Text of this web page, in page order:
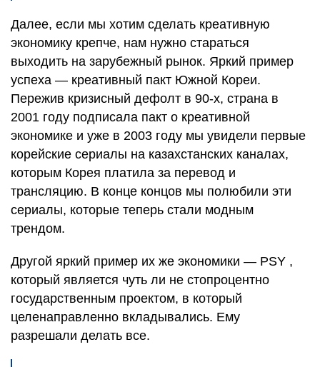
Далее, если мы хотим сделать креативную
экономику крепче, нам нужно стараться
выходить на зарубежный рынок. Яркий пример
успеха — креативный пакт Южной Кореи.
Пережив кризисный дефолт в 90-х, страна в
2001 году подписала пакт о креативной
экономике и уже в 2003 году мы увидели первые
корейские сериалы на казахстанских каналах,
которым Корея платила за перевод и
трансляцию. В конце концов мы полюбили эти
сериалы, которые теперь стали модным
трендом.
Другой яркий пример их же экономики — PSY ,
который является чуть ли не стопроцентно
государственным проектом, в который
целенаправленно вкладывались. Ему
разрешали делать все.